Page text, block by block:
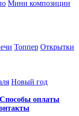
Мини композиции
Топпер Открытки
Новый год
Способы оплаты